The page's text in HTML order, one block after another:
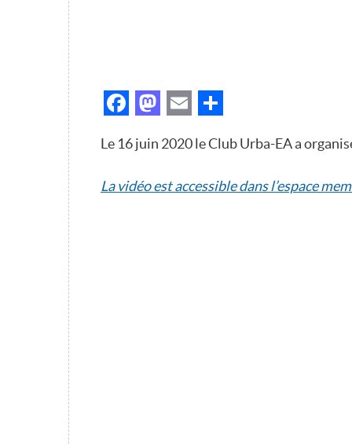
Facebook
Mastodon
Email
Le 16 juin 2020 le Club Urba-EA a
La vidéo est accessible dans l’espace